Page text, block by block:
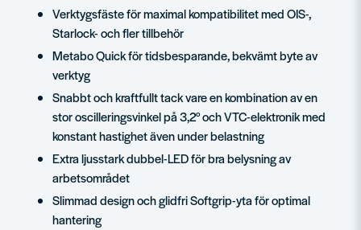
Verktygsfäste för maximal kompatibilitet med OIS-,
Starlock- och fler tillbehör
Metabo Quick för tidsbesparande, bekvämt byte av
verktyg
Snabbt och kraftfullt tack vare en kombination av en
stor oscilleringsvinkel på 3,2° och VTC-elektronik med
konstant hastighet även under belastning
Extra ljusstark dubbel-LED för bra belysning av
arbetsområdet
Slimmad design och glidfri Softgrip-yta för optimal
hantering